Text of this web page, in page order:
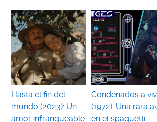
Hasta el fin del
mundo (2023): Un
amor infranqueable
Condenados a
(1972): Una rara
en el spaguetti